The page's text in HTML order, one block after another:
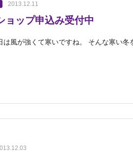
2013.12.11
ョップ申込み受付中
は風が強くて寒いですね。 そんな寒い冬